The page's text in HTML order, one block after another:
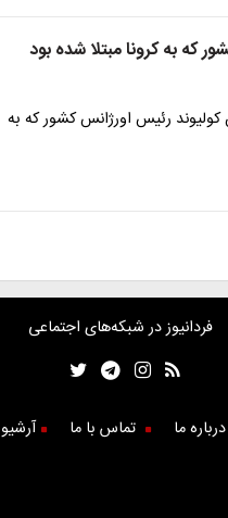
به کرونا مبتلا شده بود
رئیس اورژانس کشور که به
فردانیوز در شبکه‌های اجتماعی
درباره ما تماس با ما آرشیو